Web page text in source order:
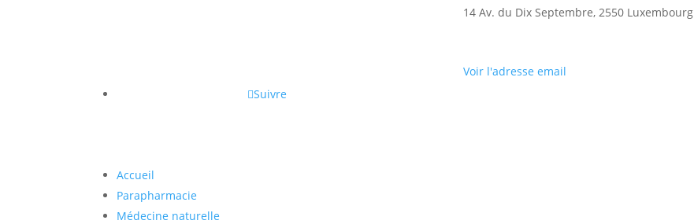
Suivre
14 Av. du Dix Septembre, 2550 Luxembourg
Voir l'adresse email
Accueil
Parapharmacie
Médecine naturelle